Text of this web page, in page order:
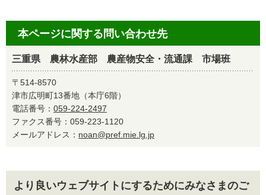
本ページに関する問い合わせ先
三重県 農林水産部 農産物安全・流通課 市場班
〒514-8570
津市広明町13番地（本庁6階）
電話番号： 059-224-2497
ファクス番号：059-223-1120
メールアドレス： noan@pref.mie.lg.jp
より良いウェブサイトにするためにみなさまのご